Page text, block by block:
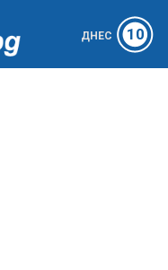
ДНЕС 10